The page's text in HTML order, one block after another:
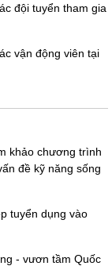
đội tuyển tham gia
vận động viên tại
khảo chương trình
đề kỹ năng sống
tuyển dụng vào
- vươn tầm Quốc